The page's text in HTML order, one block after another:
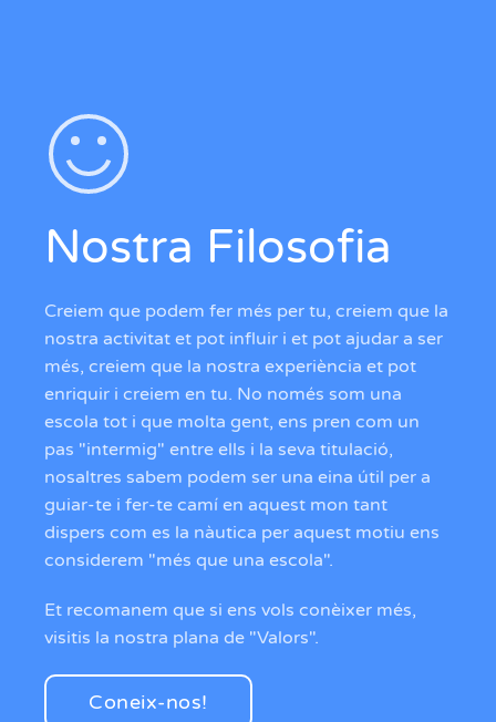
Nostra Filosofia
Creiem que podem fer més per tu, creiem que la
nostra activitat et pot influir i et pot ajudar a ser
més, creiem que la nostra experiència et pot
enriquir i creiem en tu. No només som una
escola tot i que molta gent, ens pren com un
pas "intermig" entre ells i la seva titulació,
nosaltres sabem podem ser una eina útil per a
guiar-te i fer-te camí en aquest mon tant
dispers com es la nàutica per aquest motiu ens
considerem "més que una escola".
Et recomanem que si ens vols conèixer més,
visitis la nostra plana de "Valors".
Coneix-nos!